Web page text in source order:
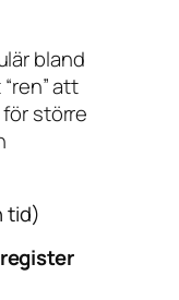
bland
att
större
tid)